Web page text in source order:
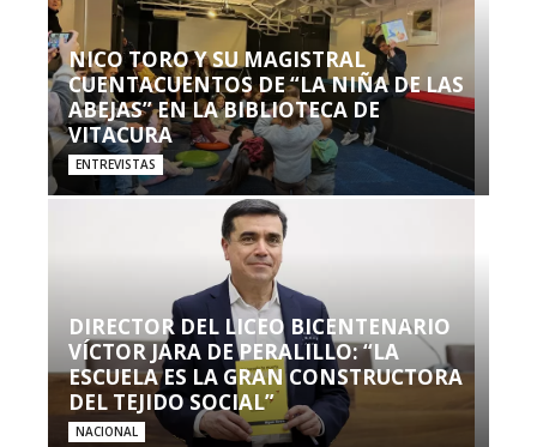
NICO TORO Y SU MAGISTRAL
CUENTACUENTOS DE “LA NIÑA DE LAS
ABEJAS” EN LA BIBLIOTECA DE
VITACURA
ENTREVISTAS
DIRECTOR DEL LICEO BICENTENARIO
VÍCTOR JARA DE PERALILLO: “LA
ESCUELA ES LA GRAN CONSTRUCTORA
DEL TEJIDO SOCIAL”
NACIONAL